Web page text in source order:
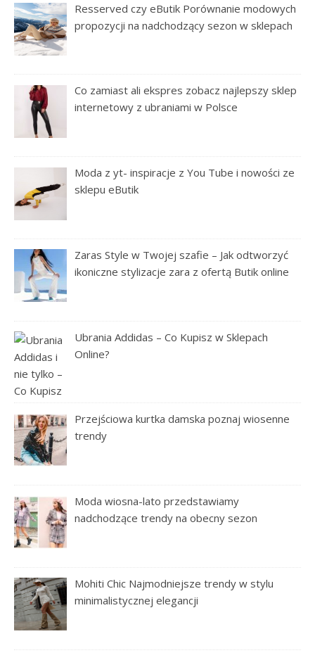
Resserved czy eButik Porównanie modowych
propozycji na nadchodzący sezon w sklepach
Co zamiast ali ekspres zobacz najlepszy sklep
internetowy z ubraniami w Polsce
Moda z yt- inspiracje z You Tube i nowości ze
sklepu eButik
Zaras Style w Twojej szafie – Jak odtworzyć
ikoniczne stylizacje zara z ofertą Butik online
Ubrania Addidas – Co Kupisz w Sklepach
Online?
Przejściowa kurtka damska poznaj wiosenne
trendy
Moda wiosna-lato przedstawiamy
nadchodzące trendy na obecny sezon
Mohiti Chic Najmodniejsze trendy w stylu
minimalistycznej elegancji